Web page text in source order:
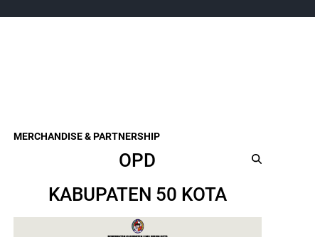
MERCHANDISE & PARTNERSHIP
OPD
KABUPATEN 50 KOTA